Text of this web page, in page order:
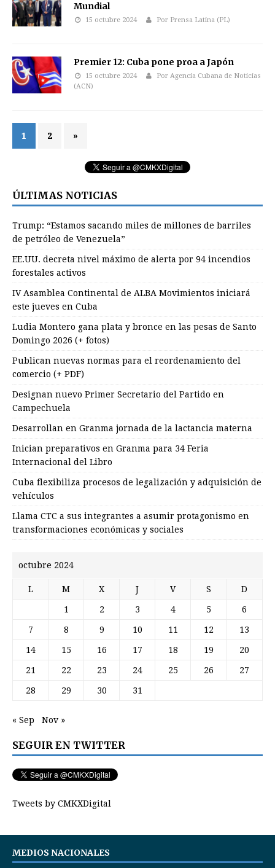
Mundial
15 octubre 2024 Por Prensa Latina (PL)
Premier 12: Cuba pone proa a Japón
15 octubre 2024
Por Agencia Cubana de Noticias
(ACN)
1 2 »
ÚLTIMAS NOTICIAS
Trump: “Estamos sacando miles de millones de barriles
de petróleo de Venezuela”
EE.UU. decreta nivel máximo de alerta por 94 incendios
forestales activos
IV Asamblea Continental de ALBA Movimientos iniciará
este jueves en Cuba
Ludia Montero gana plata y bronce en las pesas de Santo
Domingo 2026 (+ fotos)
Publican nuevas normas para el reordenamiento del
comercio (+ PDF)
Designan nuevo Primer Secretario del Partido en
Campechuela
Desarrollan en Granma jornada de la lactancia materna
Inician preparativos en Granma para 34 Feria
Internacional del Libro
Cuba flexibiliza procesos de legalización y adquisición de
vehículos
Llama CTC a sus integrantes a asumir protagonismo en
transformaciones económicas y sociales
octubre 2024
L M X J V S D
1 2 3 4 5 6
7 8 9 10 11 12 13
14 15 16 17 18 19 20
21 22 23 24 25 26 27
28 29 30 31
« Sep Nov »
SEGUIR EN TWITTER
Tweets by CMKXDigital
MEDIOS NACIONALES